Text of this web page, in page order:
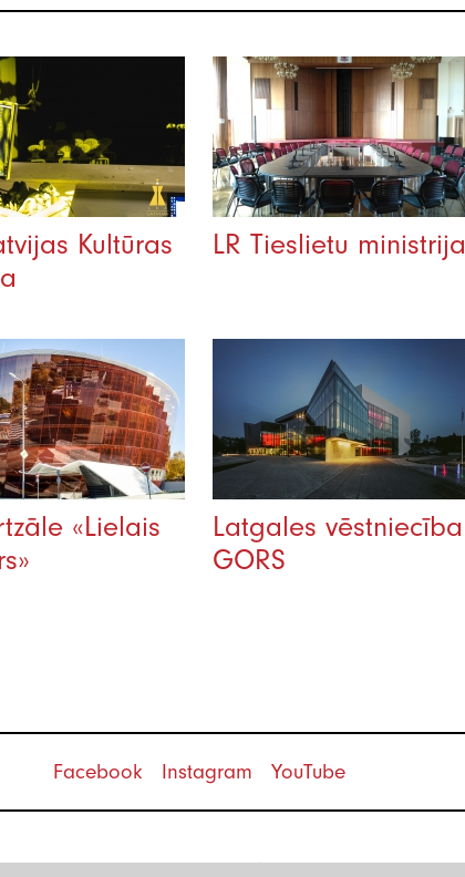
Kultūras
LR Tieslietu ministrija
«Lielais
Latgales vēstniecība
GORS
Facebook Instagram YouTube
©2026 SGS Sistēmas.